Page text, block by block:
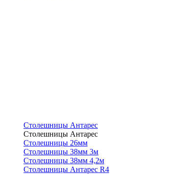
Столешницы Антарес
Столешницы Антарес
Столешницы 26мм
Столешницы 38мм 3м
Столешницы 38мм 4,2м
Столешницы Антарес R4